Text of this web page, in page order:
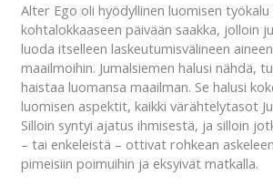
Alter Ego oli hyödyllinen luomisen työkalu
kohtalokkaaseen päivään saakka, jolloin
luoda itselleen laskeutumisvälineen
maailmoihin. Jumalsiemen halusi nähdä,
haistaa luomansa maailman. Se halusi
luomisen aspektit, kaikki värähtelytasot
Silloin syntyi ajatus ihmisestä, ja silloin
– tai enkeleistä – ottivat rohkean
pimeisiin poimuihin ja eksyivät matkalla.